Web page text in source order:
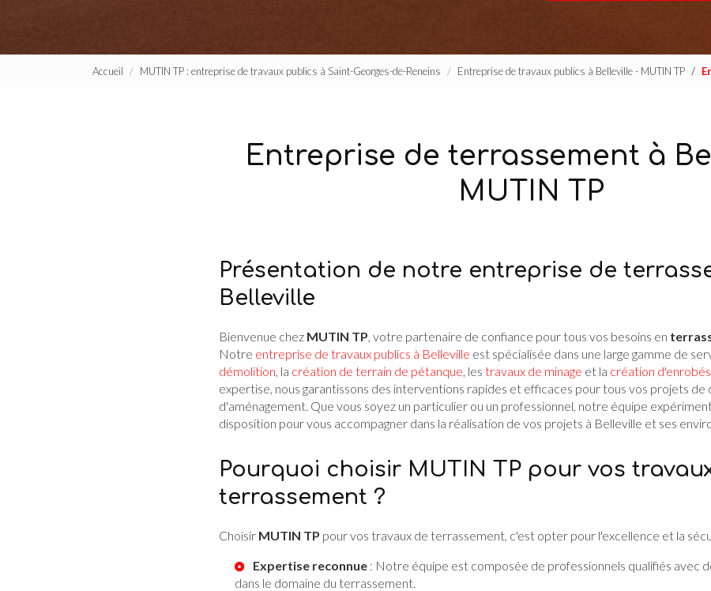
Accueil MUTIN TP : entreprise de travaux publics à Saint-Georges-de-Reneins Entreprise de travaux publics à Belleville - MUTIN TP
Entreprise de terrassement à
MUTIN TP
Présentation de notre entreprise de
Belleville
Bienvenue chez MUTIN TP, votre partenaire de confiance pour tous vos besoins en
Notre entreprise de travaux publics à Belleville est spécialisée dans une large gamme de
démolition, la création de terrain de pétanque, les travaux de minage et la création d'enrobés
expertise, nous garantissons des interventions rapides et efficaces pour tous vos projets
d'aménagement. Que vous soyez un particulier ou un professionnel, notre équipe
disposition pour vous accompagner dans la réalisation de vos projets à Belleville et ses
Pourquoi choisir MUTIN TP pour vos
terrassement ?
Choisir MUTIN TP pour vos travaux de terrassement, c'est opter pour l'excellence et la
Expertise reconnue : Notre équipe est composée de professionnels qualifiés avec
dans le domaine du terrassement.